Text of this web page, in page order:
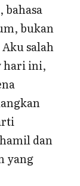
bukan
salah
hari ini,
dan
yang